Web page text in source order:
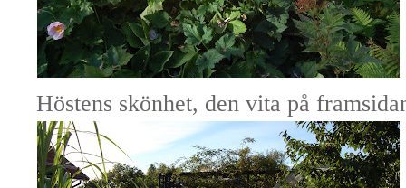
Höstens skönhet, den vita på